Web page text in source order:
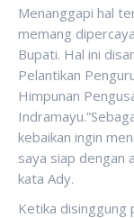
Menanggapi hal
memang
Bupati. Hal ini
Pelantikan
Himpunan
kebaikan ingin
saya siap dengan
kata Ady.
Ketika disinggung